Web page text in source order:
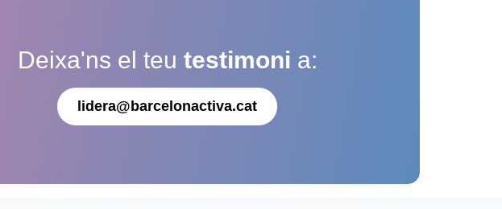
Deixa'ns el teu testimoni a:
lidera@barcelonactiva.cat